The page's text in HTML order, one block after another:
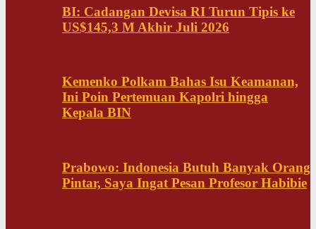
BI: Cadangan Devisa RI Turun Tipis ke
US$145,3 M Akhir Juli 2026
Kemenko Polkam Bahas Isu Keamanan,
Ini Poin Pertemuan Kapolri hingga
Kepala BIN
Prabowo: Indonesia Butuh Banyak Orang
Pintar, Saya Ingat Pesan Profesor Habibie